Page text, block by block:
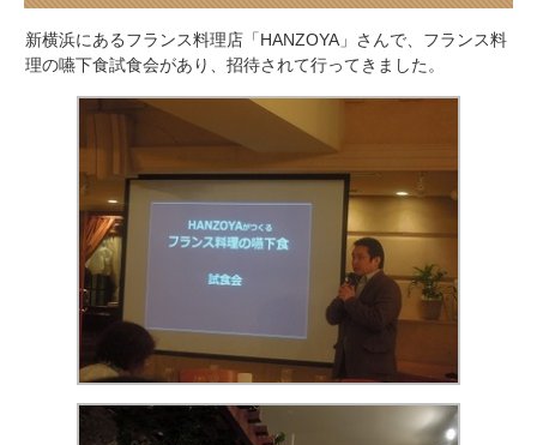
新横浜にあるフランス料理店「HANZOYA」さんで、フランス料
理の嚥下食試食会があり、招待されて行ってきました。